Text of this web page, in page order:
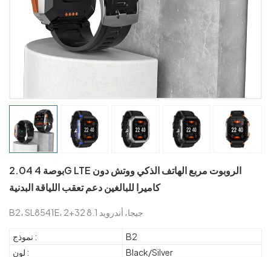
2.04 بوصة 4G LTE الروبوت مربع الهاتف الذكي ووتش دون
كاميرا للبالغين دعم تعقب اللياقة البدنية
B2، SL8541E، 2+32 جيجا، أندرويد 8.1
نموذج :
B2
لون :
Black/Silver